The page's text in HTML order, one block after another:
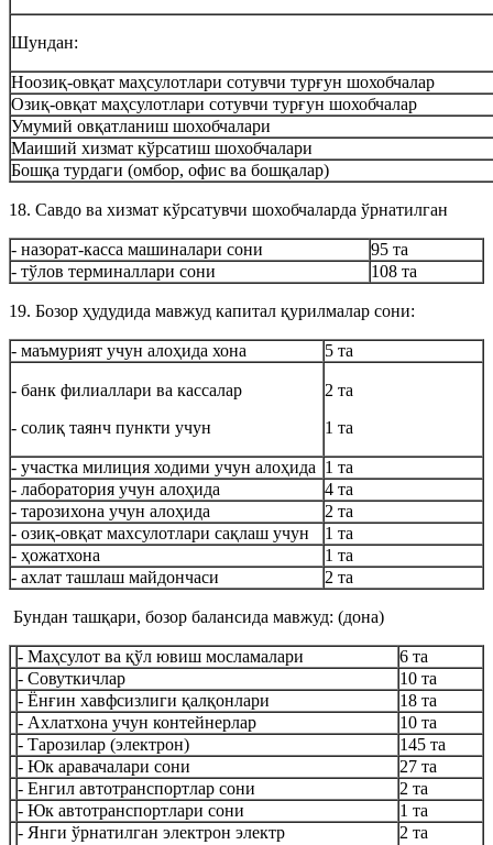
Шундан:
Ноозиқ-овқат маҳсулотлари сотувчи турғун шохобчалар
Озиқ-овқат маҳсулотлари сотувчи турғун шохобчалар
Умумий овқатланиш шохобчалари
Маиший хизмат кўрсатиш шохобчалари
Бошқа турдаги (омбор, офис ва бошқалар)
18. Савдо ва хизмат кўрсатувчи шохобчаларда ўрнатилган
- назорат-касса машиналари сони
95 та
- тўлов терминаллари сони
108 та
19. Бозор ҳудудида мавжуд капитал қурилмалар сони:
- маъмурият учун алоҳида хона 5 та
- банк филиаллари ва кассалар
- солиқ таянч пункти учун
2 та
1 та
- участка милиция ходими учун алоҳида 1 та
- лаборатория учун алоҳида
4 та
- тарозихона учун алоҳида
2 та
- озиқ-овқат махсулотлари сақлаш учун
1 та
- ҳожатхона
1 та
- ахлат ташлаш майдончаси
2 та
Бундан ташқари, бозор балансида мавжуд: (дона)
- Маҳсулот ва қўл ювиш мосламалари
6 та
- Совуткичлар
10 та
- Ёнғин хавфсизлиги қалқонлари
18 та
- Ахлатхона учун контейнерлар
10 та
- Тарозилар (электрон)
145 та
- Юк аравачалари сони
27 та
- Енгил автотранспортлар сони
2 та
- Юк автотранспортлари сони
1 та
- Янги ўрнатилган электрон электр
2 та